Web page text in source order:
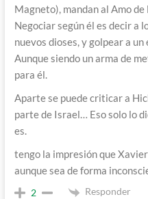
Magneto), mandan al Amo
Negociar según él es decir a
nuevos dioses, y golpear a
Aunque siendo un arma de
para él.
Aparte se puede criticar a
parte de Israel… Eso solo lo
es.
tengo la impresión que
aunque sea de forma
2 Responder